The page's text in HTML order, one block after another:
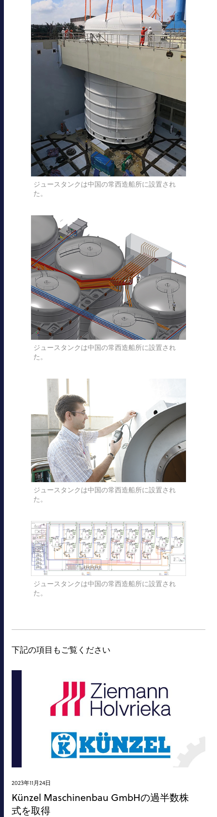
ジュースタンクは中国の常西造船所に設置され
た。
ジュースタンクは中国の常西造船所に設置され
た。
ジュースタンクは中国の常西造船所に設置され
た。
ジュースタンクは中国の常西造船所に設置され
た。
下記の項目もご覧ください
2023年11月24日
Künzel Maschinenbau GmbHの過半数株
式を取得